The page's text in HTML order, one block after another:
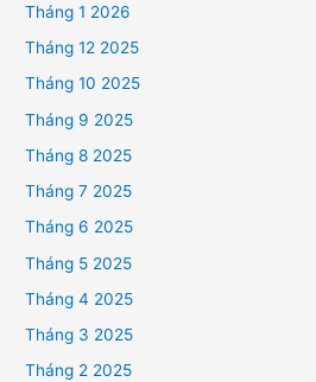
Tháng 1 2026
Tháng 12 2025
Tháng 10 2025
Tháng 9 2025
Tháng 8 2025
Tháng 7 2025
Tháng 6 2025
Tháng 5 2025
Tháng 4 2025
Tháng 3 2025
Tháng 2 2025